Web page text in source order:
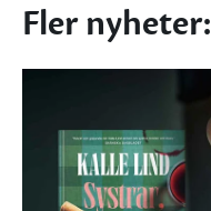
Fler nyheter: